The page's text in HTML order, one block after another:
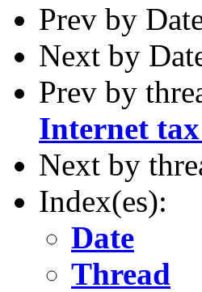
Prev by
Next by
Prev by
Internet
Next by
Index(es):
Date
Thread